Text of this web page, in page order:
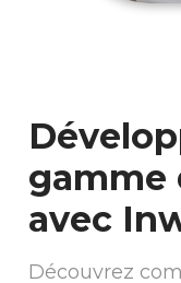
gamme
avec
Découvrez